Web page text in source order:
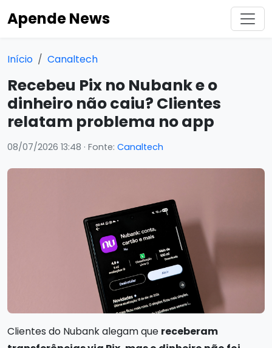
Apende News
Início Canaltech
Recebeu Pix no Nubank e o
dinheiro não caiu? Clientes
relatam problema no app
08/07/2026 13:48 · Fonte: Canaltech
Clientes do Nubank alegam que receberam